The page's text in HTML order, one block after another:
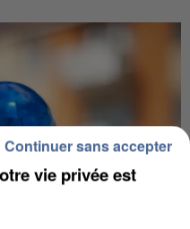
vie privée est
Continuer sans accepter